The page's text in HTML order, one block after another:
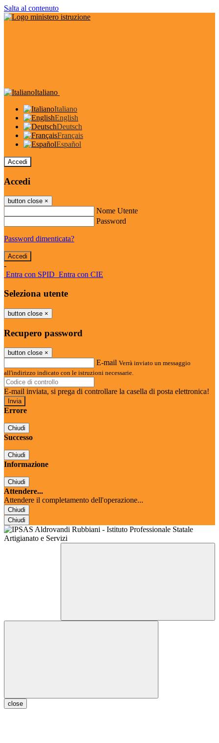
Salta al contenuto
Italiano
Italiano
English
Deutsch
Français
Español
Accedi
Accedi
button close ×
Nome Utente
Password
Password dimenticata?
-
Entra con SPID Entra con CIE
Seleziona utente
button close ×
Recupero password
button close ×
E-mail Verrà inviato un messaggio
all'indirizzo indicato con le istruzioni necessarie.
E-mail inviata, si prega di controllare la casella di posta elettronica!
Errore
Chiudi
Successo
Chiudi
Informazione
Chiudi
Attendere...
Attendere il completamento dell'operazione...
Chiudi
Chiudi
close